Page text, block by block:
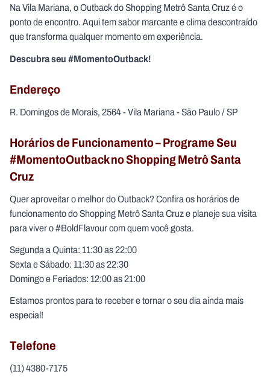
Na Vila Mariana, o Outback do Shopping Metrô Santa Cruz é o
ponto de encontro. Aqui tem sabor marcante e clima descontraído
que transforma qualquer momento em experiência.
Descubra seu #MomentoOutback!
Endereço
R. Domingos de Morais, 2564 - Vila Mariana - São Paulo / SP
Horários de Funcionamento – Programe Seu
#MomentoOutback no Shopping Metrô Santa
Cruz
Quer aproveitar o melhor do Outback? Confira os horários de
funcionamento do Shopping Metrô Santa Cruz e planeje sua visita
para viver o #BoldFlavour com quem você gosta.
Segunda a Quinta: 11:30 as 22:00
Sexta e Sábado: 11:30 as 22:30
Domingo e Feriados: 12:00 as 21:00
Estamos prontos para te receber e tornar o seu dia ainda mais
especial!
Telefone
(11) 4380-7175